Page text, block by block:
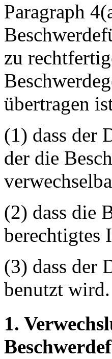
Paragraph
zu
übertragen
(1) dass der
der die
(2) dass die
berechtigtes
(3) dass der
benutzt wird.
1.